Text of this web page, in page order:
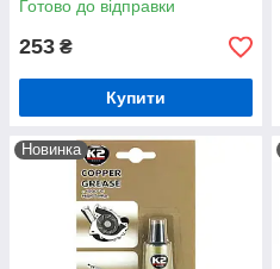
Готово до відправки
253 ₴
Купити
Новинка